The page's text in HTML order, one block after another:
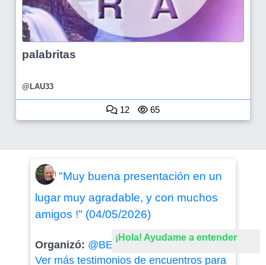
¡Hola! Ayudame a entender
palabritas
@LAU33
12 65
"Muy buena presentación en un
lugar muy agradable, y con muchos
amigos !" (04/05/2026)
Organizó: @BETITA Otras salidas
Ver más testimonios de encuentros para